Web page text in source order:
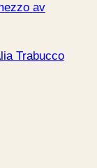
av
Trabucco